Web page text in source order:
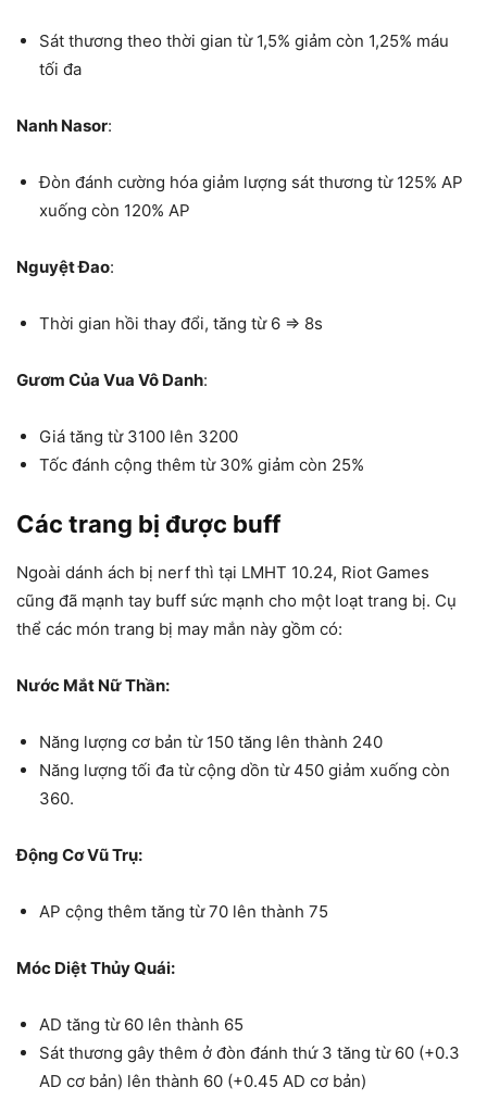
Sát thương theo thời gian từ 1,5% giảm còn 1,25% máu
tối đa
Nanh Nasor:
Đòn đánh cường hóa giảm lượng sát thương từ 125% AP
xuống còn 120% AP
Nguyệt Đao:
Thời gian hồi thay đổi, tăng từ 6 => 8s
Gươm Của Vua Vô Danh:
Giá tăng từ 3100 lên 3200
Tốc đánh cộng thêm từ 30% giảm còn 25%
Các trang bị được buff
Ngoài dánh ách bị nerf thì tại LMHT 10.24, Riot Games
cũng đã mạnh tay buff sức mạnh cho một loạt trang bị. Cụ
thể các món trang bị may mắn này gồm có:
Nước Mắt Nữ Thần:
Năng lượng cơ bản từ 150 tăng lên thành 240
Năng lượng tối đa từ cộng dồn từ 450 giảm xuống còn
360.
Động Cơ Vũ Trụ:
AP cộng thêm tăng từ 70 lên thành 75
Móc Diệt Thủy Quái:
AD tăng từ 60 lên thành 65
Sát thương gây thêm ở đòn đánh thứ 3 tăng từ 60 (+0.3
AD cơ bản) lên thành 60 (+0.45 AD cơ bản)